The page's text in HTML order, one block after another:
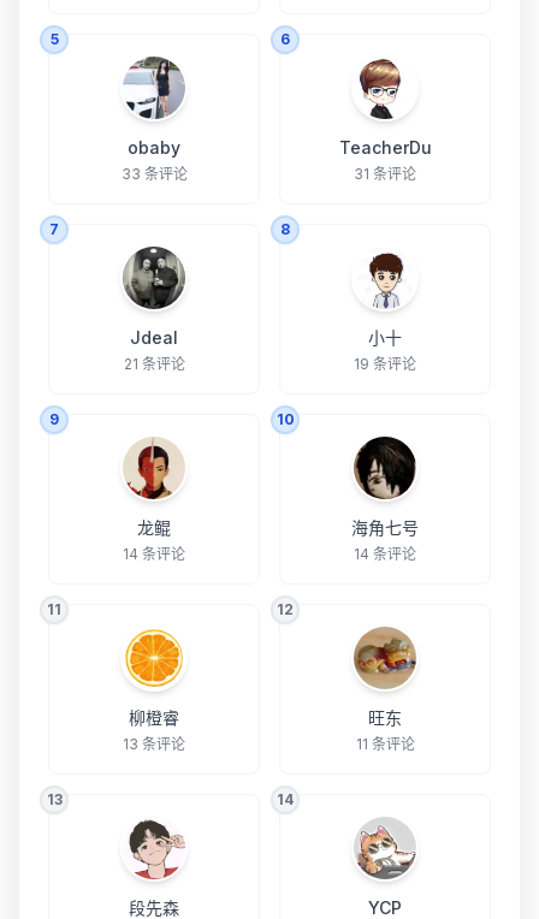
5
obaby
33 条评论
6
TeacherDu
31 条评论
7
Jdeal
21 条评论
8
小十
19 条评论
9
龙鲲
14 条评论
10
海角七号
14 条评论
11
柳橙睿
13 条评论
12
旺东
11 条评论
13
段先森
14
YCP